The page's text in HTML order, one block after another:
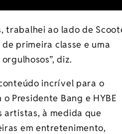
trabalhei ao lado de
primeira classe e uma
diz.
incrível para o
Presidente Bang e HYBE
artistas, à medida que
em entretenimento,